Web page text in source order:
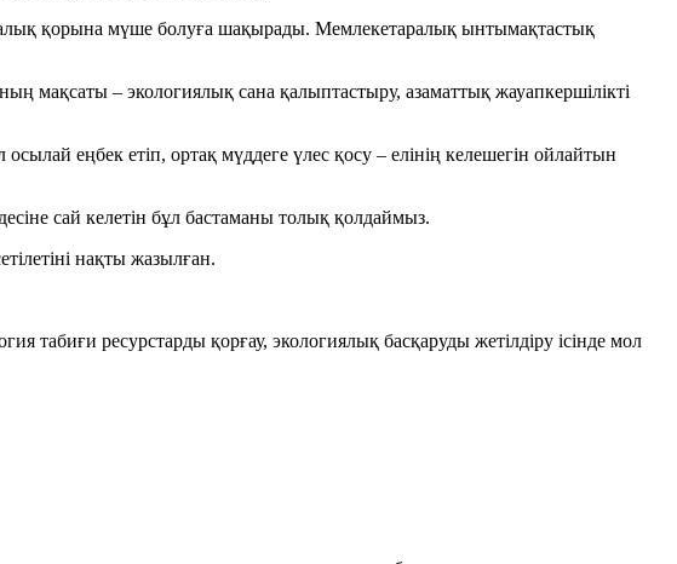
қорына мүше болуға шақырады. Мемлекетаралық ынтымақтастық
мақсаты – экологиялық сана қалыптастыру, азаматтық жауапкершілікті
еңбек етіп, ортақ мүддеге үлес қосу – елінің келешегін ойлайтын
сай келетін бұл бастаманы толық қолдаймыз.
нақты жазылған.
табиғи ресурстарды қорғау, экологиялық басқаруды жетілдіру ісінде мол